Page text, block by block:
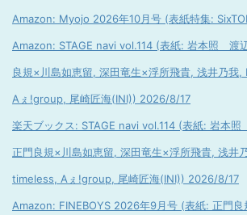
Amazon: Myojo 2026年10月号 (表紙特集:
Amazon: STAGE navi vol.114 (表紙: 岩本照 渡
良規×川島如恵留, 深田竜生×浮所飛貴, 浅井乃我
Aぇ!group, 尾崎匠海(INI)) 2026/8/17
楽天ブックス: STAGE navi vol.114 (表紙: 岩本
正門良規×川島如恵留, 深田竜生×浮所飛貴, 浅井
timeless, Aぇ!group, 尾崎匠海(INI)) 2026/8/17
Amazon: FINEBOYS 2026年9月号 (表紙: 正門